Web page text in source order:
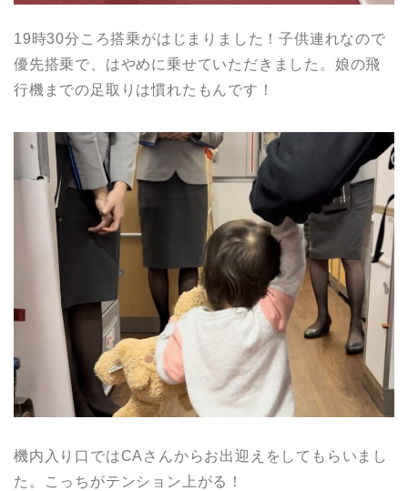
19時30分ころ搭乗がはじまりました！子供連れなので
優先搭乗で、はやめに乗せていただきました。娘の飛
行機までの足取りは慣れたもんです！
機内入り口ではCAさんからお出迎えをしてもらいまし
た。こっちがテンション上がる！